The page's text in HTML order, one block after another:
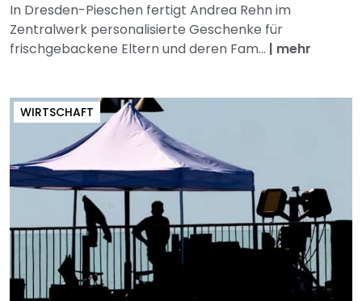
In Dresden-Pieschen fertigt Andrea Rehn im
Zentralwerk personalisierte Geschenke für
frischgebackene Eltern und deren Fam... | mehr
WIRTSCHAFT